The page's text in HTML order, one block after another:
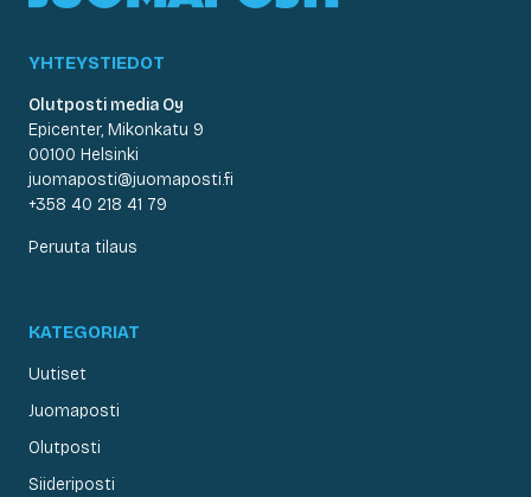
YHTEYSTIEDOT
Olutposti media Oy
Epicenter, Mikonkatu 9
00100 Helsinki
juomaposti@juomaposti.fi
+358 40 218 41 79
Peruuta tilaus
KATEGORIAT
Uutiset
Juomaposti
Olutposti
Siideriposti